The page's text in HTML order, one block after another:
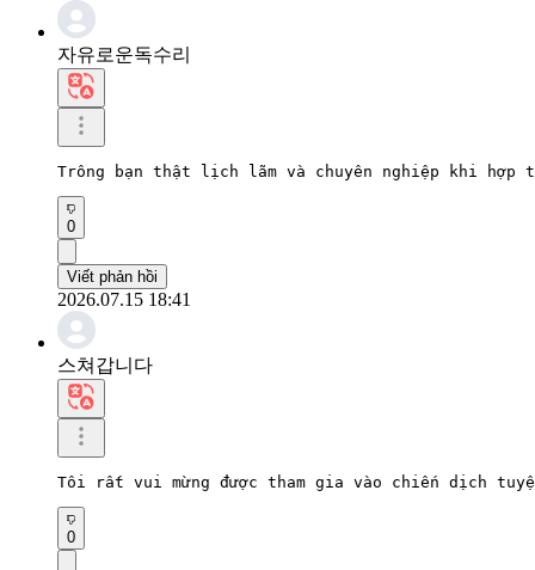
자유로운독수리
Trông bạn thật lịch lãm và chuyên nghiệp khi
0
Viết phản hồi
2026.07.15 18:41
스쳐갑니다
Tôi rất vui mừng được tham gia vào chiến dịch
0